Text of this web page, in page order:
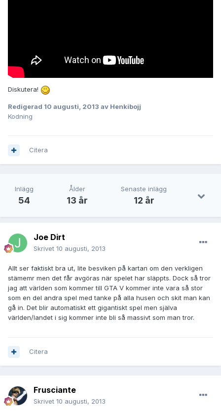
Diskutera!
Redigerad 10 augusti, 2013 av Henkibojj
Kodning
Citera
Inlägg
54
Ålder
13 år
Senaste inlägg
12 år
Joe Dirt
Skrivet 10 augusti, 2013
Allt ser faktiskt bra ut, lite besviken på kartan om den verkligen
stämemr men det får avgöras när spelet har släppts. Dock så tror
jag att världen som kommer till GTA V kommer inte vara så stor
som en del andra spel med tanke på alla husen och skit man kan
gå in. Det blir automatiskt ett gigantiskt spel men själva
världen/landet i sig kommer inte bli så massivt som man tror.
Citera
Frusciante
Skrivet 10 augusti, 2013